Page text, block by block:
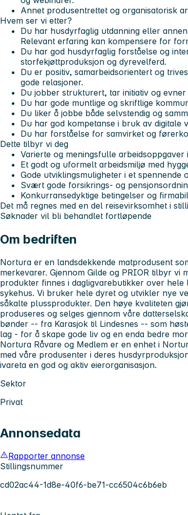
Annet produsentrettet og organisatorisk
Hvem ser vi etter?
Du har husdyrfaglig utdanning eller
Relevant erfaring kan kompensere for
Du har god husdyrfaglig forståelse og
storfekjøttproduksjon og dyrevelferd.
Du er positiv, samarbeidsorientert og
gode relasjoner.
Du jobber strukturert, tar initiativ og
Du har gode muntlige og skriftlige
Du liker å jobbe både selvstendig og
Du har god kompetanse i bruk av digitale
Du har forståelse for samvirket og
Dette tilbyr vi deg
Varierte og meningsfulle
Et godt og uformelt arbeidsmiljø med
Gode utviklingsmuligheter i et spennende
Svært gode forsikrings- og
Konkurransedyktige betingelser og
Det må regnes med en del reisevirksomhet i
Søknader vil bli behandlet fortløpende
Om bedriften
Nortura er en landsdekkende matprodusent
merkevarer. Gjennom Gilde og PRIOR tilbyr vi
produkter finnes i dagligvarebutikker over
sykehus. Vi bruker hele dyret og utvikler nye
såkalte plussprodukter. Den høye kvaliteten
produseres og selges gjennom våre
bønder -- fra Karasjok til Lindesnes -- som
lag - for å skape gode liv og en enda bedre
Nortura Råvare og Medlem er en enhet i
med våre produsenter i deres
ivareta en god og aktiv eierorganisasjon.
Sektor
Privat
Annonsedata
Rapporter annonse
Stillingsnummer
cd02ac44-1d8e-40f6-be71-cc6504c6b6eb